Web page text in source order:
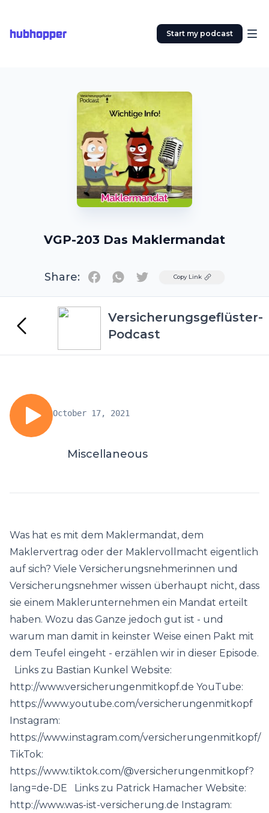
hubhopper Start my podcast
VGP-203 Das Maklermandat
Share: TwitterCopy Link
Versicherungsgeflüster-
Podcast
October 17, 2021
Miscellaneous
Was hat es mit dem Maklermandat, dem
Maklervertrag oder der Maklervollmacht eigentlich
auf sich? Viele Versicherungsnehmerinnen und
Versicherungsnehmer wissen überhaupt nicht, dass
sie einem Maklerunternehmen ein Mandat erteilt
haben. Wozu das Ganze jedoch gut ist - und
warum man damit in keinster Weise einen Pakt mit
dem Teufel eingeht - erzählen wir in dieser Episode.
Links zu Bastian Kunkel Website:
http://www.versicherungenmitkopf.de YouTube:
https://www.youtube.com/versicherungenmitkopf
Instagram:
https://www.instagram.com/versicherungenmitkopf/
TikTok:
https://www.tiktok.com/@versicherungenmitkopf?
lang=de-DE Links zu Patrick Hamacher Website:
http://www.was-ist-versicherung.de Instagram: